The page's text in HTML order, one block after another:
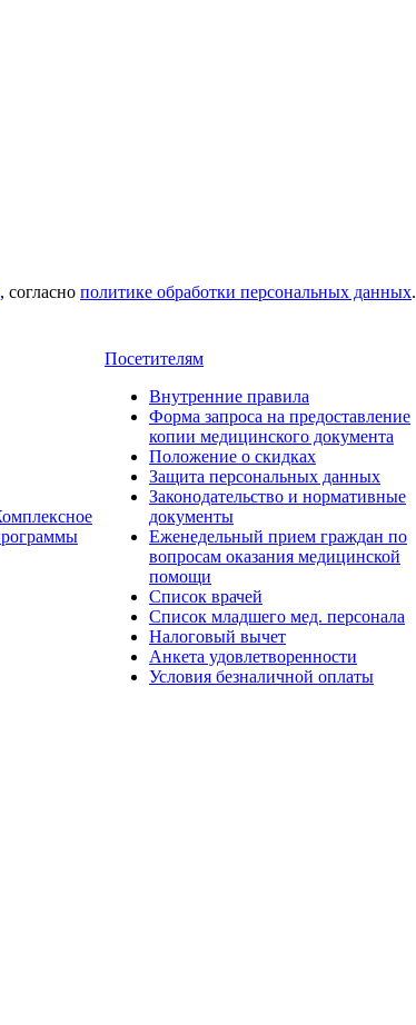
, согласно политике обработки персональных данных.
Посетителям
Внутренние правила
Форма запроса на предоставление
копии медицинского документа
Положение о скидках
Защита персональных данных
Законодательство и нормативные
документы
Еженедельный прием граждан по
вопросам оказания медицинской
помощи
Список врачей
Список младшего мед. персонала
Налоговый вычет
Анкета удовлетворенности
Условия безналичной оплаты